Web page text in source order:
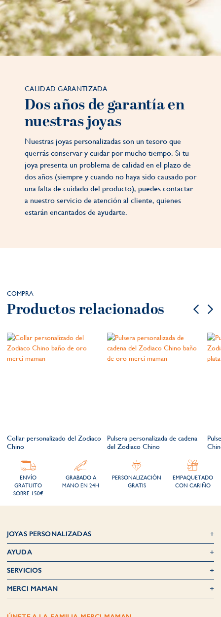
CALIDAD GARANTIZADA
Dos años de garantía en
nuestras joyas
Nuestras joyas personalizadas son un tesoro que
querrás conservar y cuidar por mucho tiempo. Si tu
joya presenta un problema de calidad en el plazo de
dos años (siempre y cuando no haya sido causado por
una falta de cuidado del producto), puedes contactar
a nuestro servicio de atención al cliente, quienes
estarán encantados de ayudarte.
COMPRA
Productos relacionados
Collar personalizado del Zodiaco
Chino
Pulsera personalizada de cadena
del Zodiaco Chino
ENVÍO
GRATUITO
SOBRE 150€
GRABADO A
MANO EN 24H
PERSONALIZACIÓN
GRATIS
EMPAQUETADO
CON CARIÑO
JOYAS PERSONALIZADAS
AYUDA
SERVICIOS
MERCI MAMAN